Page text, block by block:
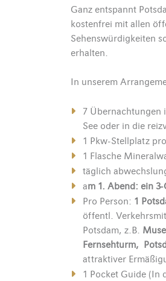
Ganz entspannt
kostenfrei mit allen
Sehenswürdigkeiten
erhalten.
In unserem
7 Übernachtungen
See oder in die
1 Pkw-Stellplatz
1 Flasche
täglich
am 1. Abend: ein
Pro Person: 1
öffentl.
Potsdam, z.B.
Fernsehturm,
attraktiver
1 Pocket Guide (In